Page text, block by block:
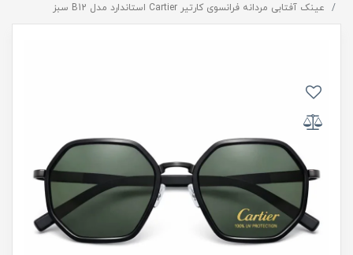
عينک آفتابی مردانه فرانسوی کارتير Cartier استاندارد مدل B12 سبز